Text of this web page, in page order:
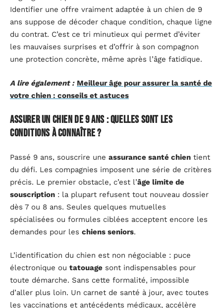
Identifier une offre vraiment adaptée à un chien de 9
ans suppose de décoder chaque condition, chaque ligne
du contrat. C’est ce tri minutieux qui permet d’éviter
les mauvaises surprises et d’offrir à son compagnon
une protection concrète, même après l’âge fatidique.
A lire également : Meilleur âge pour assurer la santé de
votre chien : conseils et astuces
Assurer un chien de 9 ans : quelles sont les
conditions à connaître ?
Passé 9 ans, souscrire une assurance santé chien tient
du défi. Les compagnies imposent une série de critères
précis. Le premier obstacle, c’est l’âge limite de
souscription : la plupart refusent tout nouveau dossier
dès 7 ou 8 ans. Seules quelques mutuelles
spécialisées ou formules ciblées acceptent encore les
demandes pour les chiens seniors.
L’identification du chien est non négociable : puce
électronique ou tatouage sont indispensables pour
toute démarche. Sans cette formalité, impossible
d’aller plus loin. Un carnet de santé à jour, avec toutes
les vaccinations et antécédents médicaux, accélère